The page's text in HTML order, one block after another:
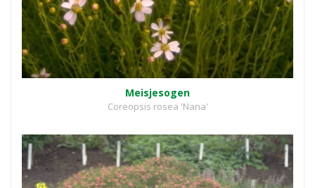
Meisjesogen
Coreopsis rosea 'Nana'